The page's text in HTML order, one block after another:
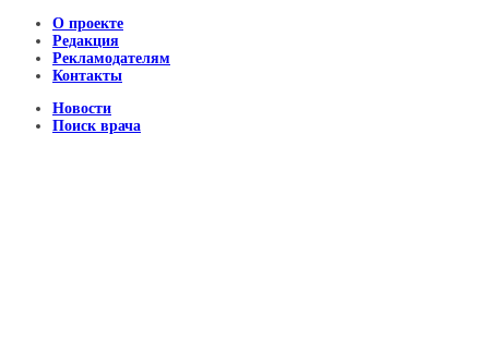
О проекте
Редакция
Рекламодателям
Контакты
Новости
Поиск врача